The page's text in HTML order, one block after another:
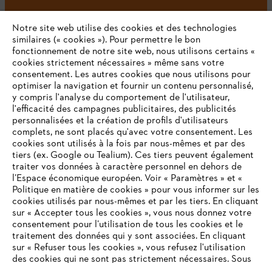
L'Entreprise
STIHL FAQ
Contact
VOTRE NAVIGATEUR INTERNET
N'EST PLUS PRIS EN CHARGE
Notre site web utilise des cookies et des technologies
similaires (« cookies »). Pour permettre le bon
fonctionnement de notre site web, nous utilisons certains «
cookies strictement nécessaires » même sans votre
consentement. Les autres cookies que nous utilisons pour
optimiser la navigation et fournir un contenu personnalisé,
y compris l'analyse du comportement de l'utilisateur,
l'efficacité des campagnes publicitaires, des publicités
personnalisées et la création de profils d'utilisateurs
complets, ne sont placés qu'avec votre consentement. Les
cookies sont utilisés à la fois par nous-mêmes et par des
tiers (ex. Google ou Tealium). Ces tiers peuvent également
traiter vos données à caractère personnel en dehors de
l’Espace économique européen. Voir « Paramètres » et «
Politique en matière de cookies » pour vous informer sur les
cookies utilisés par nous-mêmes et par les tiers. En cliquant
sur « Accepter tous les cookies », vous nous donnez votre
consentement pour l’utilisation de tous les cookies et le
traitement des données qui y sont associées. En cliquant
sur « Refuser tous les cookies », vous refusez l'utilisation
des cookies qui ne sont pas strictement nécessaires. Sous